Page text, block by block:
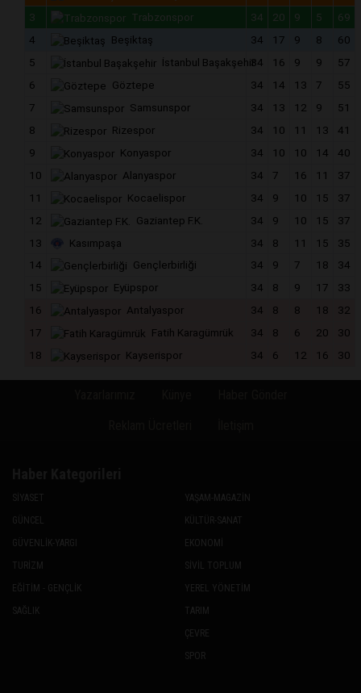
3
Trabzonspor 34 20 9 5
69
4
Beşiktaş 34 17 9 8
60
5
İstanbul Başakşehir34 16 9 9
57
6
Göztepe 34 14 13 7
55
7
Samsunspor 34 13 12 9
51
8
Rizespor 34 10 11 13
41
9
Konyaspor 34 10 10 14
40
10
Alanyaspor 34 7 16 11
37
11
Kocaelispor 34 9 10 15
37
12
Gaziantep F.K. 34 9 10 15
37
13
Kasımpaşa 34 8 11 15
35
14
Gençlerbirliği 34 9 7 18
34
15
Eyüpspor 34 8 9 17
33
16
Antalyaspor 34 8 8 18
32
17
Fatih Karagümrük 34 8 6 20
30
18
Kayserispor 34 6 12 16 30
SİYASET
GÜNCEL
GÜVENLİK-YARGI
TURİZM
EĞİTİM - GENÇLİK
SAĞLIK
YAŞAM-MAGAZİN
KÜLTÜR-SANAT
EKONOMİ
SİVİL TOPLUM
YEREL YÖNETİM
TARIM
ÇEVRE
SPOR